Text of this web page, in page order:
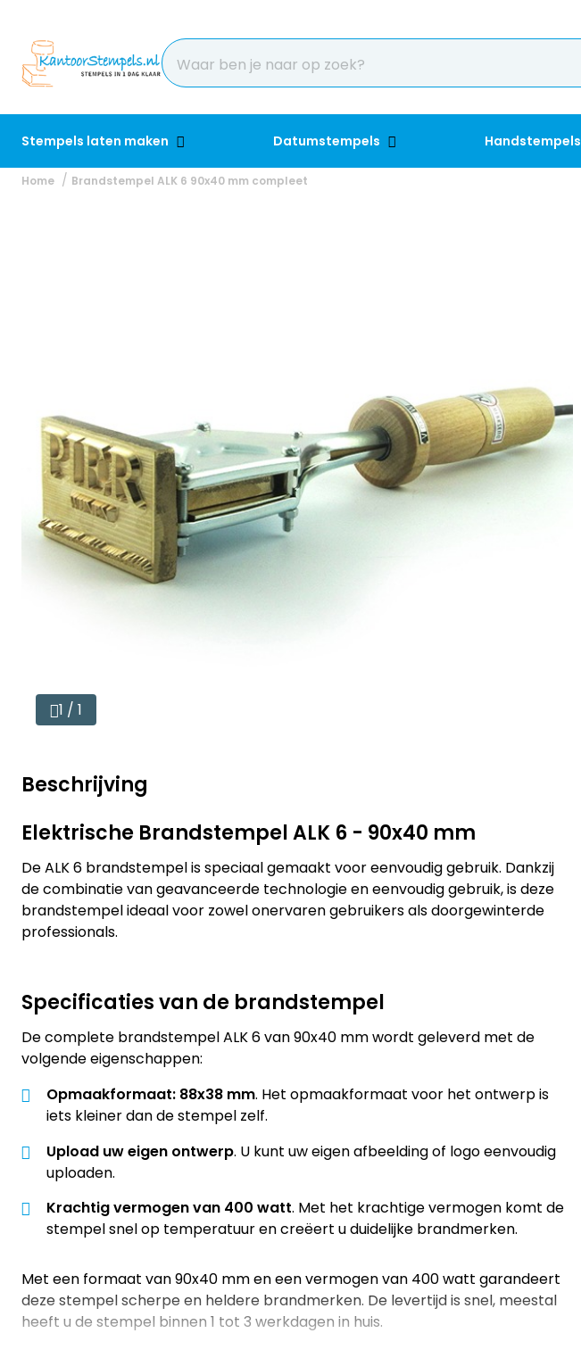
Stempels laten maken Datumstempels Handstempels
Home Brandstempel ALK 6 90x40 mm compleet
1 / 1
Beschrijving
Elektrische Brandstempel ALK 6 - 90x40 mm
De ALK 6 brandstempel is speciaal gemaakt voor eenvoudig gebruik. Dankzij
de combinatie van geavanceerde technologie en eenvoudig gebruik, is deze
brandstempel ideaal voor zowel onervaren gebruikers als doorgewinterde
professionals.
Specificaties van de brandstempel
De complete brandstempel ALK 6 van 90x40 mm wordt geleverd met de
volgende eigenschappen:
Opmaakformaat: 88x38 mm. Het opmaakformaat voor het ontwerp is
iets kleiner dan de stempel zelf.
Upload uw eigen ontwerp. U kunt uw eigen afbeelding of logo eenvoudig
uploaden.
Krachtig vermogen van 400 watt. Met het krachtige vermogen komt de
stempel snel op temperatuur en creëert u duidelijke brandmerken.
Met een formaat van 90x40 mm en een vermogen van 400 watt garandeert
deze stempel scherpe en heldere brandmerken. De levertijd is snel, meestal
heeft u de stempel binnen 1 tot 3 werkdagen in huis.